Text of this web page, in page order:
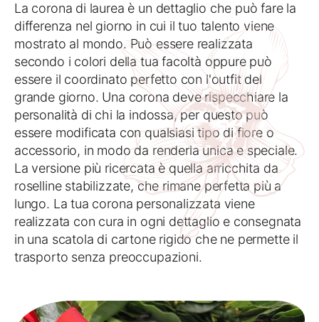
La corona di laurea è un dettaglio che può fare la
differenza nel giorno in cui il tuo talento viene
mostrato al mondo. Può essere realizzata
secondo i colori della tua facoltà oppure può
essere il coordinato perfetto con l'outfit del
grande giorno. Una corona deve rispecchiare la
personalità di chi la indossa, per questo può
essere modificata con qualsiasi tipo di fiore o
accessorio, in modo da renderla unica e speciale.
La versione più ricercata è quella arricchita da
roselline stabilizzate, che rimane perfetta più a
lungo. La tua corona personalizzata viene
realizzata con cura in ogni dettaglio e consegnata
in una scatola di cartone rigido che ne permette il
trasporto senza preoccupazioni.